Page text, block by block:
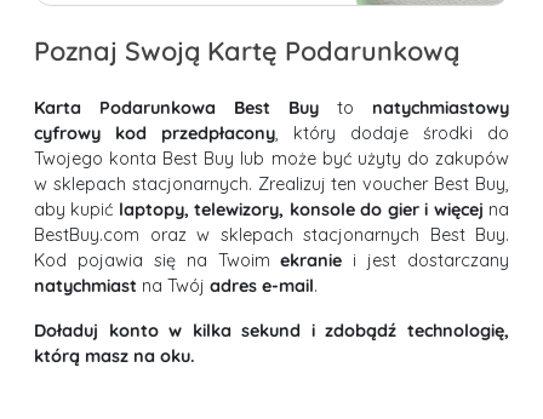
Poznaj Swoją Kartę Podarunkową
Karta Podarunkowa Best Buy to natychmiastowy
cyfrowy kod przedpłacony, który dodaje środki do
Twojego konta Best Buy lub może być użyty do zakupów
w sklepach stacjonarnych. Zrealizuj ten voucher Best Buy,
aby kupić laptopy, telewizory, konsole do gier i więcej na
BestBuy.com oraz w sklepach stacjonarnych Best Buy.
Kod pojawia się na Twoimekranie i jest dostarczany
natychmiast na Twój adres e-mail.
Doładuj konto w kilka sekund i zdobądź technologię,
którą masz na oku.